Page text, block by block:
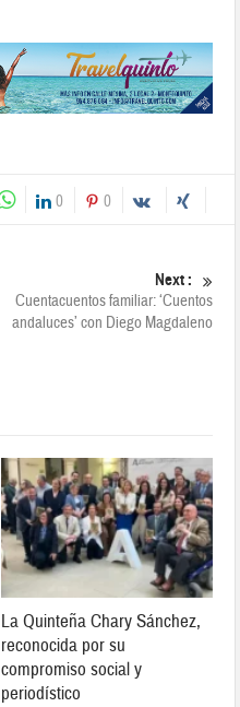
0 0
Next :
Cuentacuentos familiar: ‘Cuentos
andaluces’ con Diego Magdaleno
La Quinteña Chary Sánchez,
reconocida por su
compromiso social y
periodístico